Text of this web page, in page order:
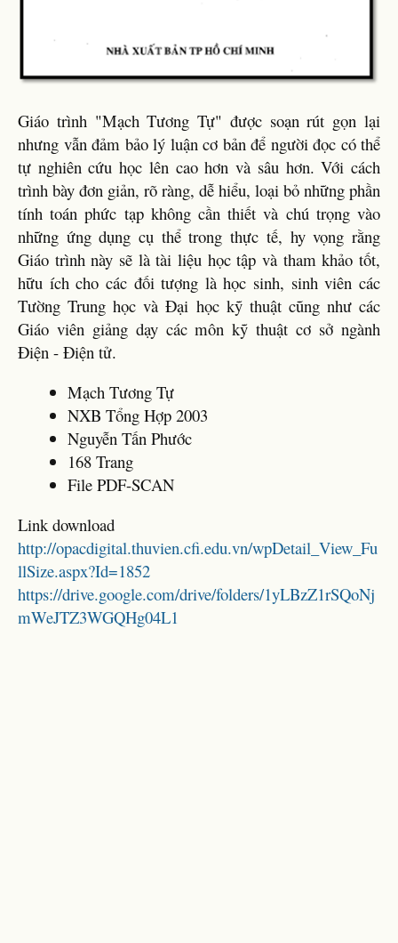
Giáo trình "Mạch Tương Tự" được soạn rút gọn lại
nhưng vẫn đảm bảo lý luận cơ bản để người đọc có thể
tự nghiên cứu học lên cao hơn và sâu hơn. Với cách
trình bày đơn giản, rõ ràng, dễ hiểu, loại bỏ những phần
tính toán phức tạp không cần thiết và chú trọng vào
những ứng dụng cụ thể trong thực tế, hy vọng rằng
Giáo trình này sẽ là tài liệu học tập và tham khảo tốt,
hữu ích cho các đối tượng là học sinh, sinh viên các
Tường Trung học và Đại học kỹ thuật cũng như các
Giáo viên giảng dạy các môn kỹ thuật cơ sở ngành
Điện - Điện tử.
Mạch Tương Tự
NXB Tổng Hợp 2003
Nguyễn Tấn Phước
168 Trang
File PDF-SCAN
Link download
http://opacdigital.thuvien.cfi.edu.vn/wpDetail_View_Fu
llSize.aspx?Id=1852
https://drive.google.com/drive/folders/1yLBzZ1rSQoNj
mWeJTZ3WGQHg04L1